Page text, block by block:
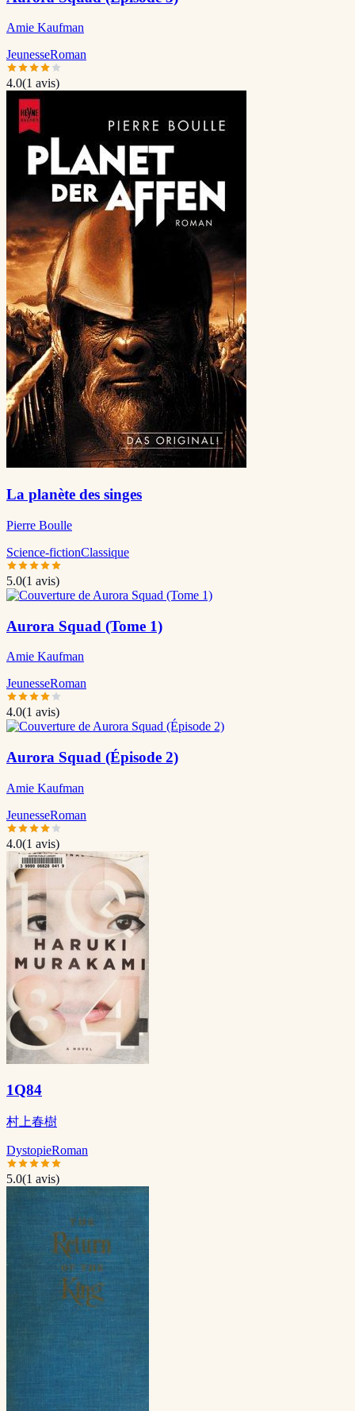
Amie Kaufman
JeunesseRoman
4.0(1 avis)
La planète des singes
Pierre Boulle
Science-fictionClassique
5.0(1 avis)
Aurora Squad (Tome 1)
Amie Kaufman
JeunesseRoman
4.0(1 avis)
Aurora Squad (Épisode 2)
Amie Kaufman
JeunesseRoman
4.0(1 avis)
1Q84
村上春樹
DystopieRoman
5.0(1 avis)